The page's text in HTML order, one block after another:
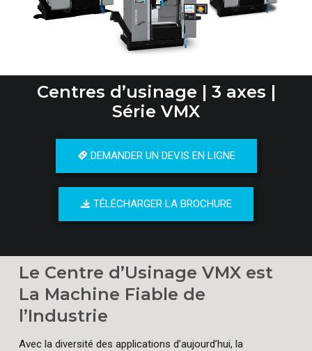
Centres d’usinage | 3 axes |
Série VMX
DEMANDER UN DEVIS EN LIGNE
TÉLÉCHARGER LA BROCHURE
Le Centre d’Usinage VMX est
La Machine Fiable de
l’Industrie
Avec la diversité des applications d’aujourd’hui, la